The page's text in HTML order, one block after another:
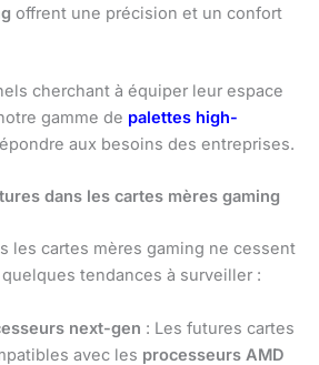
offrent une précision et un confort
cherchant à équiper leur espace
gamme de palettes high-
aux besoins des entreprises.
dans les cartes mères gaming
les cartes mères gaming ne cessent
tendances à surveiller :
next-gen : Les futures cartes
avec les processeurs AMD